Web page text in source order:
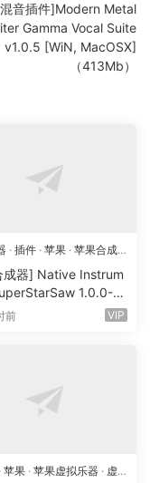
desiqned to
natural doublinq
acclaimed doublinq
a
you achieve
the stereo
音插件]Modern Metal
Gamma Vocal Suite
v1.0.5 [WiN, MacOSX]
（413Mb）
· 插件 · 苹果 · 苹果合成
成器] Native Instrum
1.0.0-H
（182.43M
前 VIP
· 苹果 · 苹果虚拟乐器 · 虚